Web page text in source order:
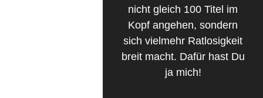
nicht gleich 100 Titel im
Kopf angehen, sondern
sich vielmehr Ratlosigkeit
breit macht. Dafür hast Du
ja mich!